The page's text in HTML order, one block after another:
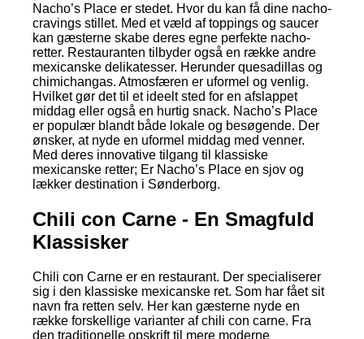
Nacho’s Place er stedet. Hvor du kan få dine nacho-
cravings stillet. Med et væld af toppings og saucer
kan gæsterne skabe deres egne perfekte nacho-
retter. Restauranten tilbyder også en række andre
mexicanske delikatesser. Herunder quesadillas og
chimichangas. Atmosfæren er uformel og venlig.
Hvilket gør det til et ideelt sted for en afslappet
middag eller også en hurtig snack. Nacho’s Place
er populær blandt både lokale og besøgende. Der
ønsker, at nyde en uformel middag med venner.
Med deres innovative tilgang til klassiske
mexicanske retter; Er Nacho’s Place en sjov og
lækker destination i Sønderborg.
Chili con Carne - En Smagfuld
Klassisker
Chili con Carne er en restaurant. Der specialiserer
sig i den klassiske mexicanske ret. Som har fået sit
navn fra retten selv. Her kan gæsterne nyde en
række forskellige varianter af chili con carne. Fra
den traditionelle opskrift til mere moderne